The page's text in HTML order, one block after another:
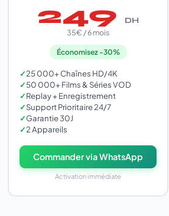
249 DH
35€ / 6 mois
Économisez -30%
✓25 000+ Chaînes HD/4K
✓50 000+ Films & Séries VOD
✓Replay + Enregistrement
✓Support Prioritaire 24/7
✓Garantie 30J
✓2 Appareils
Commander via WhatsApp
Activation immédiate